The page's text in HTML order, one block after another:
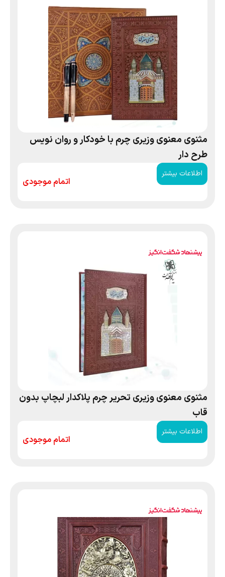
مثنوی معنوی وزیری چرم با خودکار و روان نویس
طرح دار
اطلاعات بیشتر
اتمام موجودی
مثنوی معنوی وزیری تحریر چرم پلاکدار لبچاپ بدون
قاب
اطلاعات بیشتر
اتمام موجودی